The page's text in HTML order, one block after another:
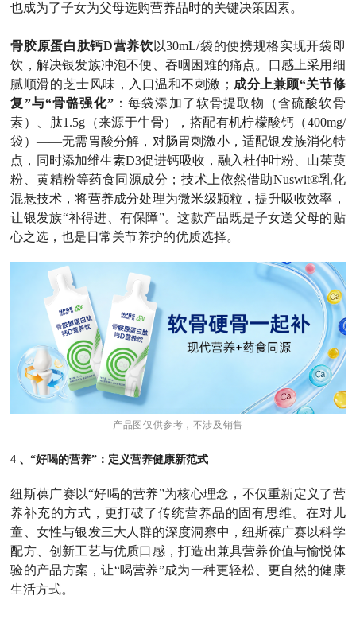
也成为了子女为父母选购营养品时的关键决策因素。
骨胶原蛋白肽钙D营养饮 以30mL/袋的便携规格实现开袋即
饮，解决银发族冲泡不便、吞咽困难的痛点。口感上采用细
腻顺滑的芝士风味，入口温和不刺激； 成分上兼顾“关节修
复”与“骨骼强化”：每袋添加了软骨提取物（含硫酸软骨
素）、肽1.5g（来源于牛骨），搭配有机柠檬酸钙（400mg/
袋）——无需胃酸分解，对肠胃刺激小，适配银发族消化特
点，同时添加维生素D3促进钙吸收，融入杜仲叶粉、山茱萸
粉、黄精粉等药食同源成分；技术上依然借助Nuswit®乳化
混悬技术，将营养成分处理为微米级颗粒，提升吸收效率，
让银发族“补得进、有保障”。这款产品既是子女送父母的贴
心之选，也是日常关节养护的优质选择。
产品图仅供参考，不涉及销售
4 、“好喝的营养”：定义营养健康新范式
纽斯葆广赛以“好喝的营养”为核心理念，不仅重新定义了营
养补充的方式，更打破了传统营养品的固有思维。在对儿
童、女性与银发三大人群的深度洞察中，纽斯葆广赛以科学
配方、创新工艺与优质口感，打造出兼具营养价值与愉悦体
验的产品方案，让“喝营养”成为一种更轻松、更自然的健康
生活方式。